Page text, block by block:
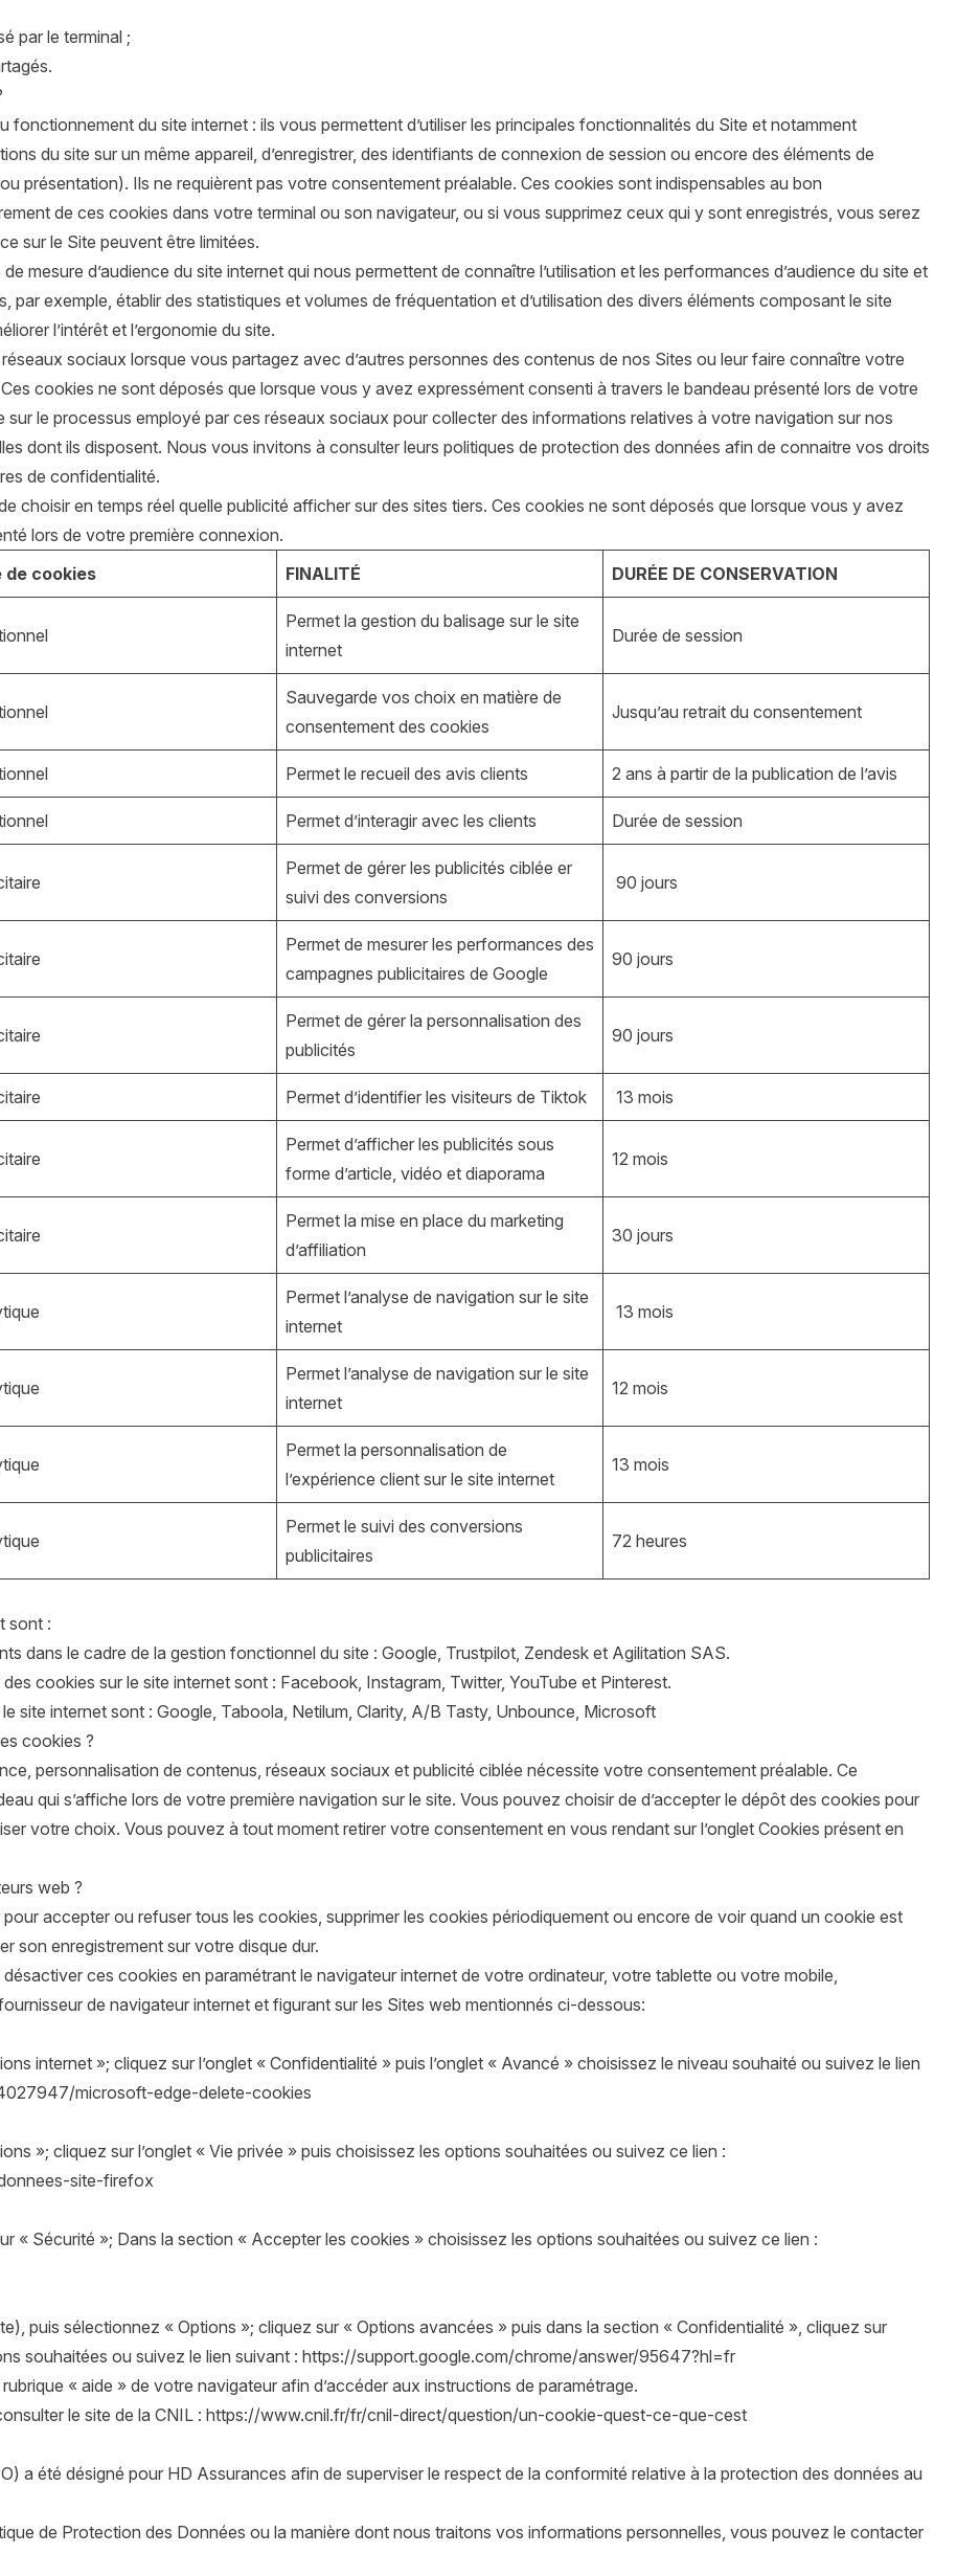
par le terminal ;
fonctionnement du site internet : ils vous permettent d’utiliser les principales fonctionnalités du Site et notamment
du site sur un même appareil, d’enregistrer, des identifiants de connexion de session ou encore des éléments de
présentation). Ils ne requièrent pas votre consentement préalable. Ces cookies sont indispensables au bon
de ces cookies dans votre terminal ou son navigateur, ou si vous supprimez ceux qui y sont enregistrés, vous serez
sur le Site peuvent être limitées.
mesure d’audience du site internet qui nous permettent de connaître l’utilisation et les performances d’audience du site et
par exemple, établir des statistiques et volumes de fréquentation et d’utilisation des divers éléments composant le site
l’intérêt et l’ergonomie du site.
sociaux lorsque vous partagez avec d’autres personnes des contenus de nos Sites ou leur faire connaître votre
cookies ne sont déposés que lorsque vous y avez expressément consenti à travers le bandeau présenté lors de votre
le processus employé par ces réseaux sociaux pour collecter des informations relatives à votre navigation sur nos
dont ils disposent. Nous vous invitons à consulter leurs politiques de protection des données afin de connaitre vos droits
de confidentialité.
choisir en temps réel quelle publicité afficher sur des sites tiers. Ces cookies ne sont déposés que lorsque vous y avez
lors de votre première connexion.
de cookies FINALITÉ DURÉE DE CONSERVATION
Permet la gestion du balisage sur le site
internet
Durée de session
Sauvegarde vos choix en matière de
consentement des cookies
Jusqu’au retrait du consentement
Permet le recueil des avis clients 2 ans à partir de la publication de l’avis
Permet d’interagir avec les clients Durée de session
Permet de gérer les publicités ciblée er
suivi des conversions
90 jours
Permet de mesurer les performances des
campagnes publicitaires de Google
90 jours
Permet de gérer la personnalisation des
publicités
90 jours
Permet d’identifier les visiteurs de Tiktok 13 mois
Permet d’afficher les publicités sous
forme d’article, vidéo et diaporama
12 mois
Permet la mise en place du marketing
d’affiliation
30 jours
Permet l’analyse de navigation sur le site
internet
13 mois
Permet l’analyse de navigation sur le site
internet
12 mois
Permet la personnalisation de
l’expérience client sur le site internet
13 mois
Permet le suivi des conversions
publicitaires
72 heures
sont :
dans le cadre de la gestion fonctionnel du site : Google, Trustpilot, Zendesk et Agilitation SAS.
cookies sur le site internet sont : Facebook, Instagram, Twitter, YouTube et Pinterest.
site internet sont : Google, Taboola, Netilum, Clarity, A/B Tasty, Unbounce, Microsoft
cookies ?
personnalisation de contenus, réseaux sociaux et publicité ciblée nécessite votre consentement préalable. Ce
qui s’affiche lors de votre première navigation sur le site. Vous pouvez choisir de d’accepter le dépôt des cookies pour
votre choix. Vous pouvez à tout moment retirer votre consentement en vous rendant sur l’onglet Cookies présent en
web ?
accepter ou refuser tous les cookies, supprimer les cookies périodiquement ou encore de voir quand un cookie est
son enregistrement sur votre disque dur.
ces cookies en paramétrant le navigateur internet de votre ordinateur, votre tablette ou votre mobile,
de navigateur internet et figurant sur les Sites web mentionnés ci-dessous:
internet »; cliquez sur l’onglet « Confidentialité » puis l’onglet « Avancé » choisissez le niveau souhaité ou suivez le lien
microsoft-edge-delete-cookies
»; cliquez sur l’onglet « Vie privée » puis choisissez les options souhaitées ou suivez ce lien :
site-firefox
« Sécurité »; Dans la section « Accepter les cookies » choisissez les options souhaitées ou suivez ce lien :
puis sélectionnez « Options »; cliquez sur « Options avancées » puis dans la section « Confidentialité », cliquez sur
souhaitées ou suivez le lien suivant : https://support.google.com/chrome/answer/95647?hl=fr
« aide » de votre navigateur afin d’accéder aux instructions de paramétrage.
le site de la CNIL : https://www.cnil.fr/fr/cnil-direct/question/un-cookie-quest-ce-que-cest
a été désigné pour HD Assurances afin de superviser le respect de la conformité relative à la protection des données au
de Protection des Données ou la manière dont nous traitons vos informations personnelles, vous pouvez le contacter